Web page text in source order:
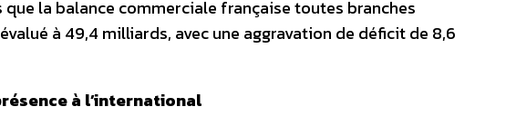
que la balance commerciale française toutes branches
à 49,4 milliards, avec une aggravation de déficit de 8,6
à l’international